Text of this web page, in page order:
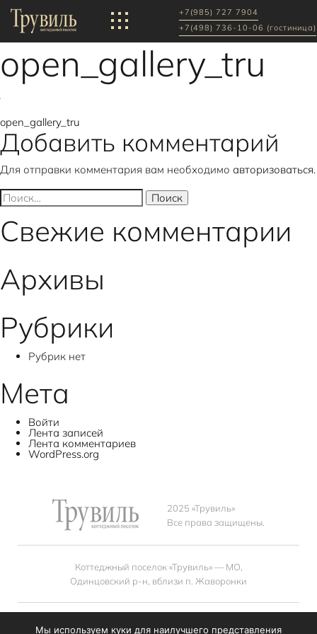
+7(985) 727 7904
+7(498) 736-10-06 (гостиница)
open_gallery_tru
Навигация
по
записям
open_gallery_tru
Добавить комментарий
Для отправки комментария вам необходимо авторизоваться.
Найти:
Свежие комментарии
Архивы
Рубрики
Рубрик нет
Мета
Войти
Лента записей
Лента комментариев
WordPress.org
2025 «Трувиль»
Все права защищены.
Коттеджный поселок «Трувиль» — МО,
Одинцовский р-н, вблизи п. Жаворонки
Мы используем куки для наилучшего представления